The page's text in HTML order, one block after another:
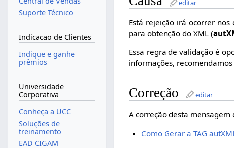
editar
Está rejeição irá ocorrer nos
para obtenção do XML (
Essa regra de validação é
informações,
Correção editar
A correção desta mensagem
Como Gerar a TAG
Suporte Técnico
Indicacao de Clientes
Indique e ganhe
prêmios
Universidade
Corporativa
Conheça a UCC
Soluções de
treinamento
EAD CIGAM